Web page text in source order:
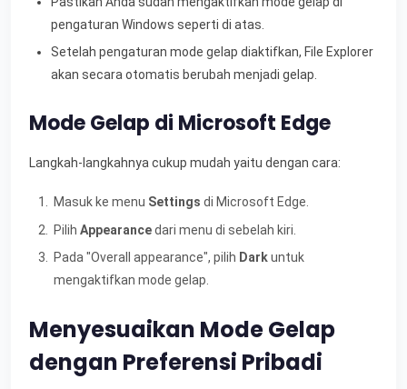
pengaturan Windows seperti di atas.
Setelah pengaturan mode gelap diaktifkan, File Explorer
akan secara otomatis berubah menjadi gelap.
Mode Gelap di Microsoft Edge
Langkah-langkahnya cukup mudah yaitu dengan cara:
Masuk ke menu Settings di Microsoft Edge.
Pilih Appearancedari menu di sebelah kiri.
Pada "Overall appearance", pilih Darkuntuk
mengaktifkan mode gelap.
Menyesuaikan Mode Gelap
dengan Preferensi Pribadi